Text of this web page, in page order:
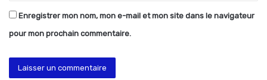
Enregistrer mon nom, mon e-mail et mon site dans le navigateur
pour mon prochain commentaire.